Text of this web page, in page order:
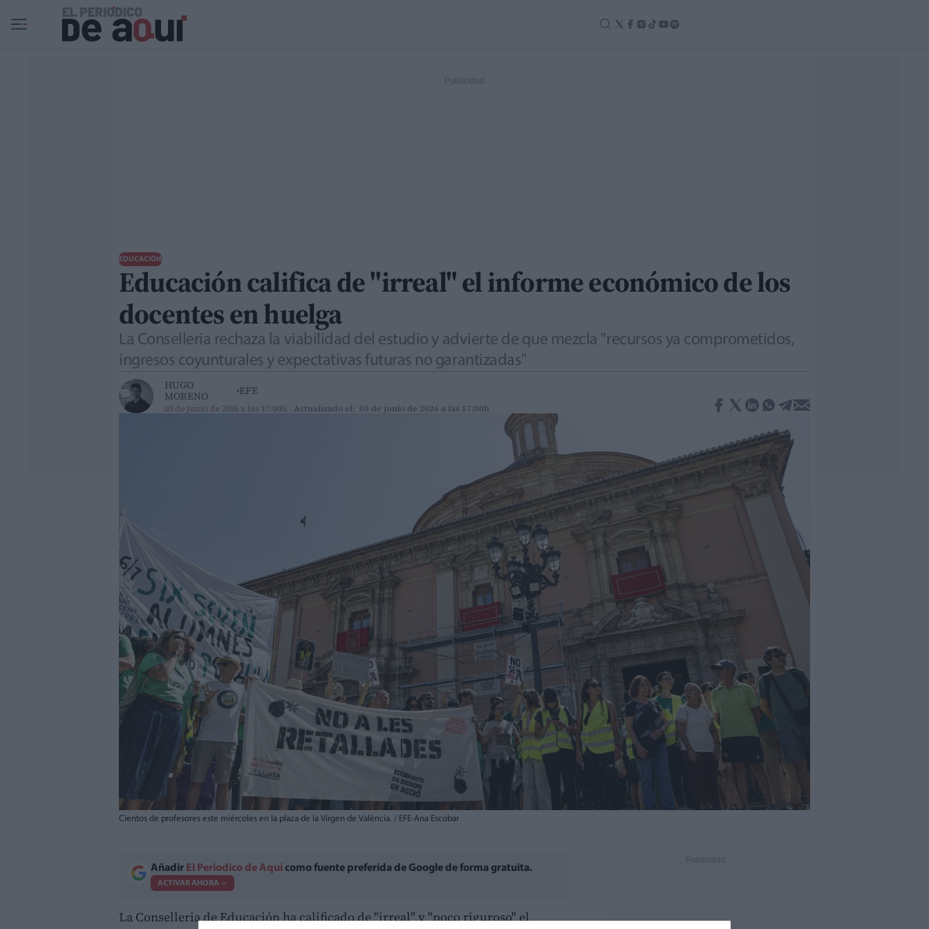
Ir al contenido principal
EDUCACIÓN
Educación califica de "irreal" el informe económico de los
docentes en huelga
La Conselleria rechaza la viabilidad del estudio y advierte de que mezcla "recursos ya comprometidos,
ingresos coyunturales y expectativas futuras no garantizadas"
HUGO
MORENO
EFE
03 de junio de 2026 a las 17:00h Actualizado el: 03 de junio de 2026 a las 17:00h
Cientos de profesores este miércoles en la plaza de la Virgen de València. / EFE-Ana Escobar
Añadir El Periodico de Aquí como fuente preferida de Google de forma gratuita.
ACTIVAR AHORA
La Conselleria de Educación ha calificado de "irreal" y "poco riguroso" el